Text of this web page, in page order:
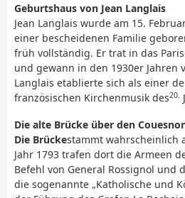
Geburtshaus von Jean Langlais
Jean Langlais wurde am 15.
einer bescheidenen Familie
früh vollständig. Er trat in das
und gewann in den 1930er Jahren
Langlais etablierte sich als einer
französischen Kirchenmusik des20.
Die alte Brücke über den
Die Brückestammt wahrscheinlich
Jahr 1793 trafen dort die Armeen
Befehl von General Rossignol und
die sogenannte „Katholische und